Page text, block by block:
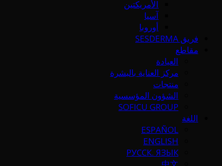
الأمريكتين
آسيا
أوروبا
فريق SESDERMA
مقاطع
العيادة
مركز العناية بالبشرة
منتجات
الشؤون المؤسسية
SOFICU GROUP
اللغة
ESPAÑOL
ENGLISH
РУССК. ЯЗЫК